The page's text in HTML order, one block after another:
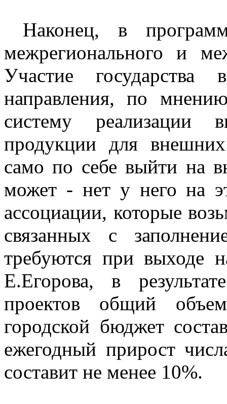
Наконец, в
межрегионального и
Участие
направления, по
систему реализации
продукции для
само по себе выйти на
может - нет у него на
ассоциации, которые
связанных с
требуются при выходе
Е.Егорова, в
проектов общий
городской бюджет
ежегодный прирост
составит не менее 10%.